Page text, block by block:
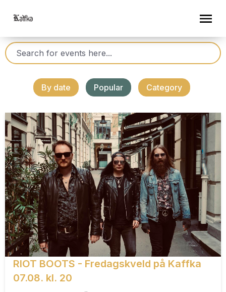
By date Popular Category
RIOT BOOTS - Fredagskveld på Kaffka
07.08. kl. 20